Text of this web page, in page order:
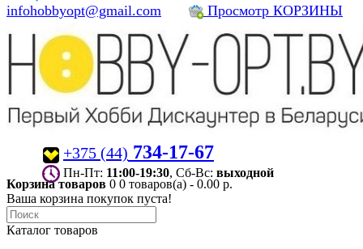
infohobbyopt@gmail.com Просмотр КОРЗИНЫ
+375 (44) 734-17-67
Пн-Пт: 11:00-19:30 , Сб-Вс: выходной
Корзина товаров 0 0 товаров(а) - 0.00 р.
Ваша корзина покупок пуста!
Каталог товаров